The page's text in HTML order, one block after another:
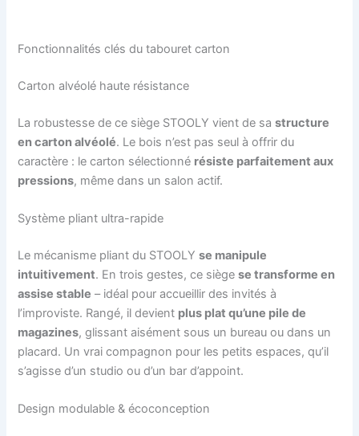
Fonctionnalités clés du tabouret carton
Carton alvéolé haute résistance
La robustesse de ce siège STOOLY vient de sastructure
en carton alvéolé. Le bois n’est pas seul à offrir du
caractère : le carton sélectionné résiste parfaitement aux
pressions, même dans un salon actif.
Système pliant ultra-rapide
Le mécanisme pliant du STOOLYse manipule
intuitivement. En trois gestes, ce siègese transforme en
assise stable – idéal pour accueillir des invités à
l’improviste. Rangé, il devient plus plat qu’une pile de
magazines, glissant aisément sous un bureau ou dans un
placard. Un vrai compagnon pour les petits espaces, qu’il
s’agisse d’un studio ou d’un bar d’appoint.
Design modulable & écoconception